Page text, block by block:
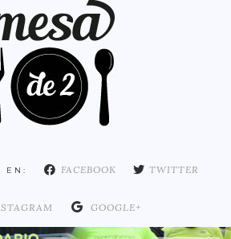
MADRID
EN: FACEBOOK TWITTER
GOOGLE+